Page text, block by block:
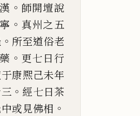
。 師開壇說
。 真州之五
。 所至道俗老
。 更七日行
康熈己未年
。 經七日茶
或見佛相 。